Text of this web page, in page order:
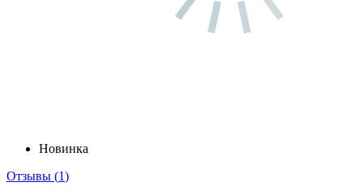
Новинка
Отзывы (1)